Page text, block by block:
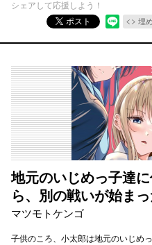
シェアして応援しよう！
ポスト
埋
地元のいじめっ子達
ら、別の戦いが始まっ
マツモトケンゴ
子供のころ、小太郎は地元のいじめ